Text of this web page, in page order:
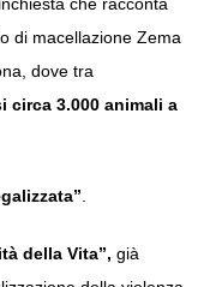
di macellazione Zema
dove tra
circa 3.000 animali a
della Vita”, già